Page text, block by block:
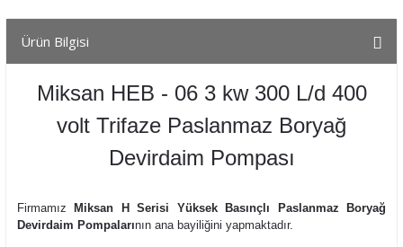
Ürün Bilgisi
Miksan HEB - 06 3 kw 300 L/d 400
volt Trifaze Paslanmaz Boryağ
Devirdaim Pompası
Firmamız
Miksan H Serisi Yüksek Basınçlı Paslanmaz Boryağ
Devirdaim Pompalarının ana bayiliğini yapmaktadır.